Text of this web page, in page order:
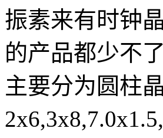
振素来有时钟
的产品都少不
主要分为圆柱